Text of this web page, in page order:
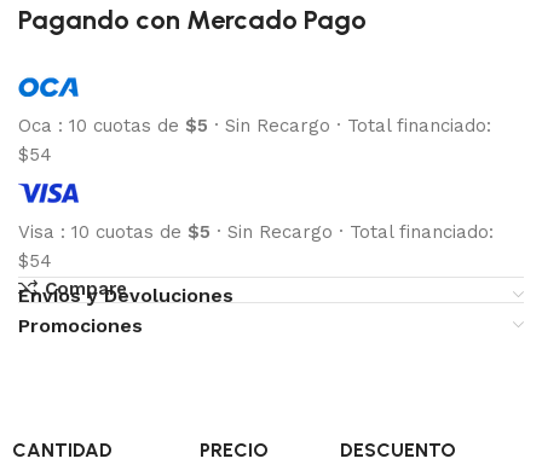
Pagando con Mercado Pago
Oca : 10 cuotas de $5 · Sin Recargo · Total financiado:
$54
Visa : 10 cuotas de $5 · Sin Recargo · Total financiado:
$54
Compare
Envíos y Devoluciones
Promociones
CANTIDAD PRECIO DESCUENTO